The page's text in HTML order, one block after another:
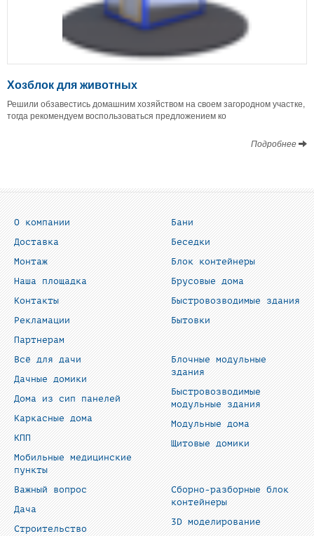
Хозблок для животных
Решили обзавестись домашним хозяйством на своем загородном участке,
тогда рекомендуем воспользоваться предложением ко
Подробнее
О компании
Доставка
Монтаж
Наша площадка
Контакты
Рекламации
Партнерам
Бани
Беседки
Блок контейнеры
Брусовые дома
Быстровозводимые здания
Бытовки
Всё для дачи
Дачные домики
Дома из сип панелей
Каркасные дома
КПП
Мобильные медицинские
пункты
Блочные модульные
здания
Быстровозводимые
модульные здания
Модульные дома
Щитовые домики
Важный вопрос
Дача
Строительство
Сборно-разборные блок
контейнеры
3D моделирование